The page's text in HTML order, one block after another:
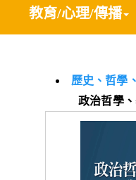
教育/心理/傳播
歷史、哲學
政治哲學